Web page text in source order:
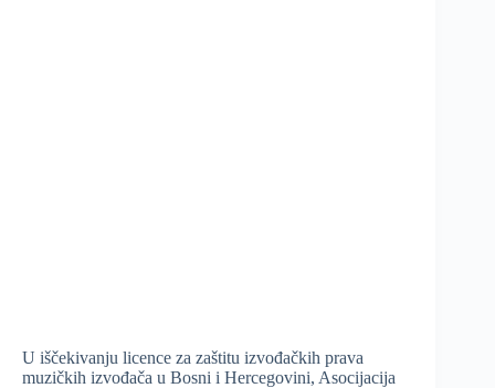
U iščekivanju licence za zaštitu izvođačkih prava
muzičkih izvođača u Bosni i Hercegovini, Asocijacija